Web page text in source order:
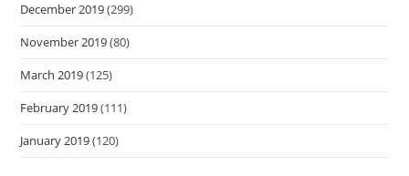
December 2019(299)
November 2019(80)
March 2019(125)
February 2019(111)
January 2019(120)